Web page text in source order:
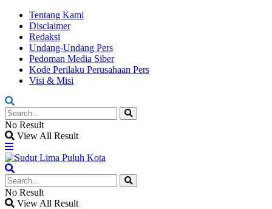
Tentang Kami
Disclaimer
Redaksi
Undang-Undang Pers
Pedoman Media Siber
Kode Perilaku Perusahaan Pers
Visi & Misi
No Result
View All Result
No Result
View All Result